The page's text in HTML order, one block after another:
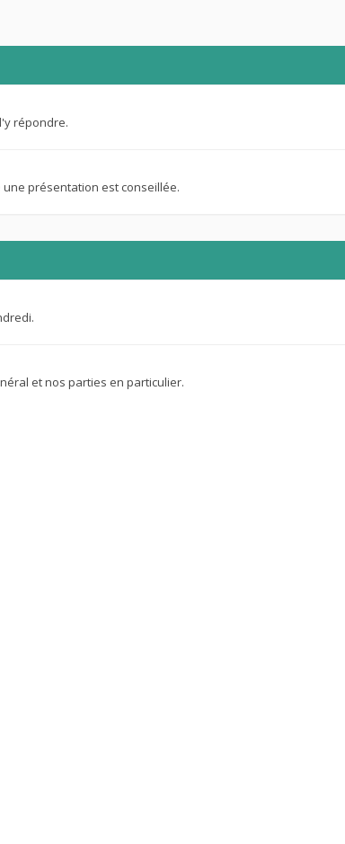
répondre.
présentation est conseillée.
et nos parties en particulier.